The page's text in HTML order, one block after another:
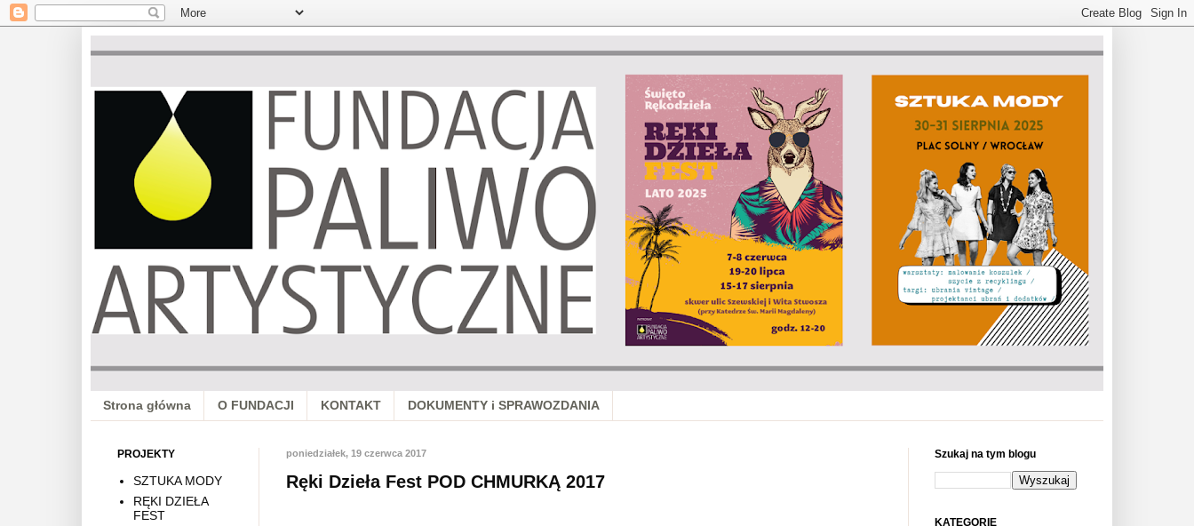
Strona główna O FUNDACJI KONTAKT DOKUMENTY i SPRAWOZDANIA
poniedziałek, 19 czerwca 2017
Ręki Dzieła Fest POD CHMURKĄ 2017
PROJEKTY
SZTUKA MODY
RĘKI DZIEŁA
FEST
Szukaj na tym blogu
KATEGORIE